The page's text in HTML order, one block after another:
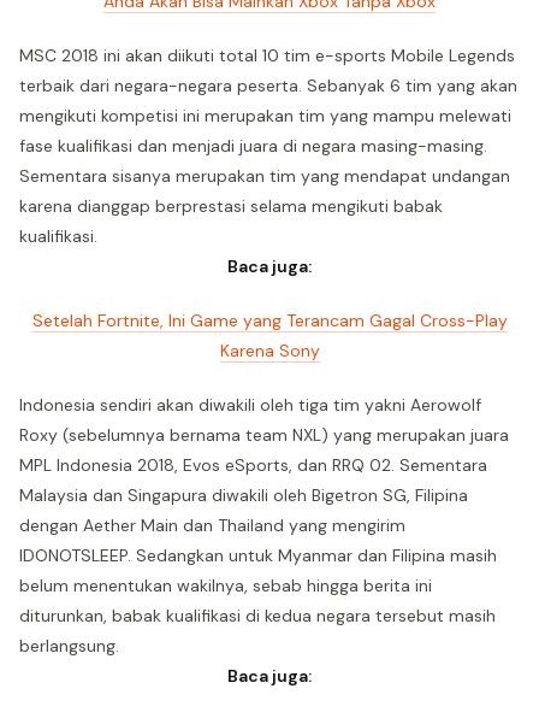
MSC 2018 ini akan diikuti total 10 tim e-sports Mobile Legends
terbaik dari negara-negara peserta. Sebanyak 6 tim yang akan
mengikuti kompetisi ini merupakan tim yang mampu melewati
fase kualifikasi dan menjadi juara di negara masing-masing.
Sementara sisanya merupakan tim yang mendapat undangan
karena dianggap berprestasi selama mengikuti babak
kualifikasi.
Baca juga:
Setelah Fortnite, Ini Game yang Terancam Gagal Cross-Play
Karena Sony
Indonesia sendiri akan diwakili oleh tiga tim yakni Aerowolf
Roxy (sebelumnya bernama team NXL) yang merupakan juara
MPL Indonesia 2018, Evos eSports, dan RRQ 02. Sementara
Malaysia dan Singapura diwakili oleh Bigetron SG, Filipina
dengan Aether Main dan Thailand yang mengirim
IDONOTSLEEP. Sedangkan untuk Myanmar dan Filipina masih
belum menentukan wakilnya, sebab hingga berita ini
diturunkan, babak kualifikasi di kedua negara tersebut masih
berlangsung.
Baca juga: